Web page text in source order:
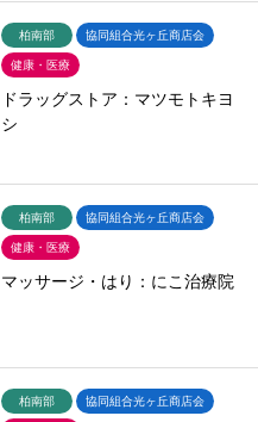
柏南部 協同組合光ヶ丘商店会
健康・医療
ドラッグストア：マツモトキヨ
シ
柏南部 協同組合光ヶ丘商店会
健康・医療
マッサージ・はり：にこ治療院
柏南部 協同組合光ヶ丘商店会